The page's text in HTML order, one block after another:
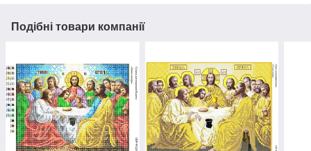
Подібні товари компанії